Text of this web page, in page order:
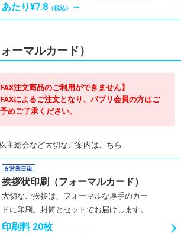
あたり¥7.8 （税込） ～
ーマルカード）
注文商品のご利用ができません】
によるご注文となり、パプリ会員の方はご
めご了承ください。
主総会など大切なご案内はこちら
挨拶状印刷（フォーマルカード）
大切なご挨拶は、フォーマルな厚手のカー
ドに印刷。封筒とセットでお届けします。
印刷料 20枚